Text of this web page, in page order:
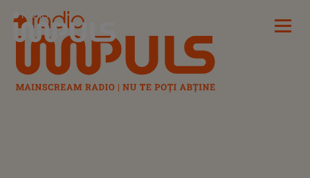
Radio Impuls